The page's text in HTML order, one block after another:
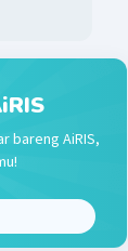
bareng AiRIS,